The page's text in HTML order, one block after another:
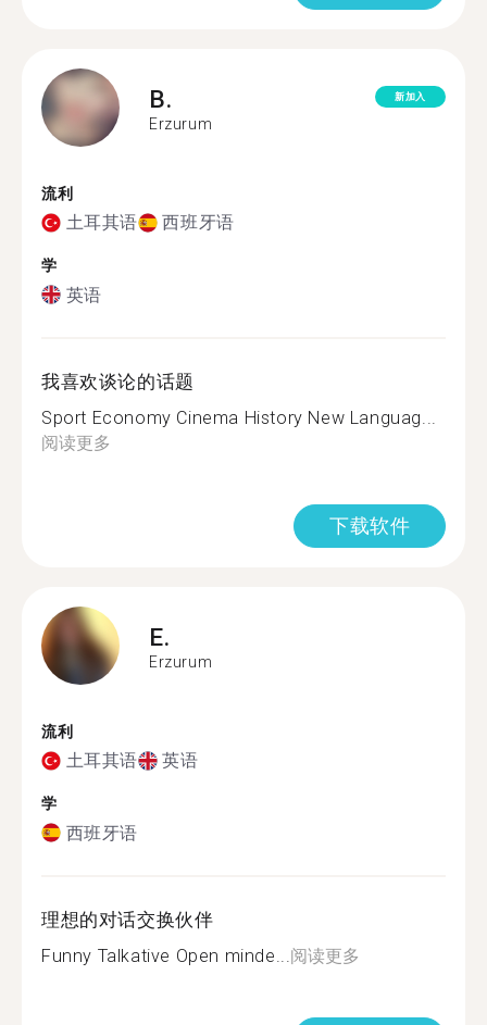
B.
Erzurum
新加入
流利
土耳其语 西班牙语
学
英语
我喜欢谈论的话题
Sport Economy Cinema History New Languag...
阅读更多
下载软件
E.
Erzurum
流利
土耳其语 英语
学
西班牙语
理想的对话交换伙伴
Funny Talkative Open minde... 阅读更多